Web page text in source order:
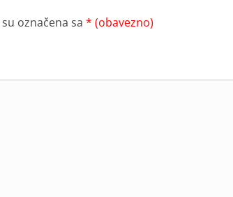
označena sa * (obavezno)